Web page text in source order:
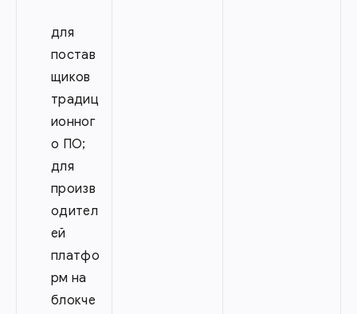
для
постав
щиков
традиц
ионног
о ПО;
для
произв
одител
ей
платфо
рм на
блокче